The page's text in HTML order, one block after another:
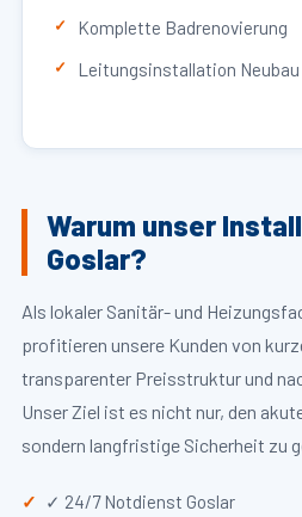
Komplette Badrenovierung
Leitungsinstallation Neubau
Warum unser
Goslar?
Als lokaler Sanitär- und
profitieren unsere Kunden von
transparenter Preisstruktur und
Unser Ziel ist es nicht nur, den
sondern langfristige Sicherheit zu
✓ 24/7 Notdienst Goslar